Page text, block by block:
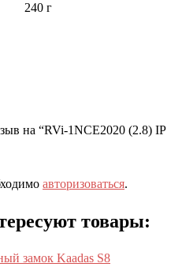
240 г
на “RVi-1NCE2020 (2.8) IP
авторизоваться.
товары: